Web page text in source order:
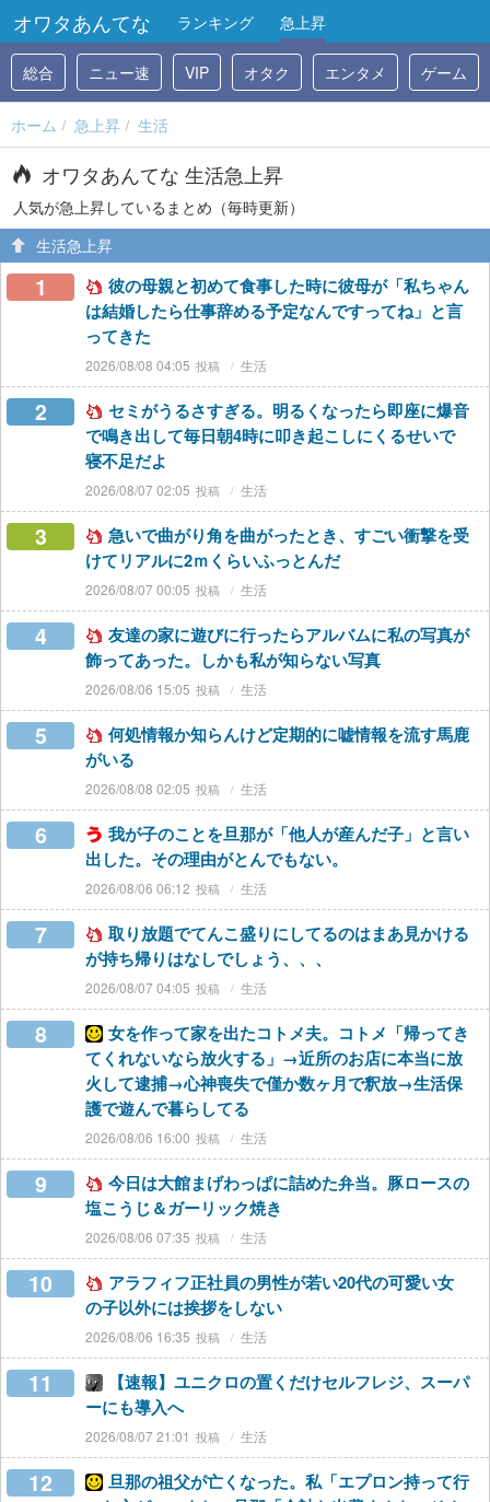
オワタあんてな ランキング 急上昇
総合 ニュー速 VIP オタク エンタメ ゲーム
ホーム 急上昇 生活
オワタあんてな 生活急上昇
人気が急上昇しているまとめ（毎時更新）
生活急上昇
1
彼の母親と初めて食事した時に彼母が「私ちゃん
は結婚したら仕事辞める予定なんですってね」と言
ってきた
2026/08/08 04:05 生活
2
セミがうるさすぎる。明るくなったら即座に爆音
で鳴き出して毎日朝4時に叩き起こしにくるせいで
寝不足だよ
2026/08/07 02:05 生活
3
急いで曲がり角を曲がったとき、すごい衝撃を受
けてリアルに2ｍくらいふっとんだ
2026/08/07 00:05 生活
4
友達の家に遊びに行ったらアルバムに私の写真が
飾ってあった。しかも私が知らない写真
2026/08/06 15:05 生活
5
何処情報か知らんけど定期的に嘘情報を流す馬鹿
がいる
2026/08/08 02:05 生活
6
我が子のことを旦那が「他人が産んだ子」と言い
出した。その理由がとんでもない。
2026/08/06 06:12 生活
7
取り放題でてんこ盛りにしてるのはまあ見かける
が持ち帰りはなしでしょう、、、
2026/08/07 04:05 生活
8
女を作って家を出たコトメ夫。コトメ「帰ってき
てくれないなら放火する」→近所のお店に本当に放
火して逮捕→心神喪失で僅か数ヶ月で釈放→生活保
護で遊んで暮らしてる
2026/08/06 16:00 生活
9
今日は大館まげわっぱに詰めた弁当。豚ロースの
塩こうじ＆ガーリック焼き
2026/08/06 07:35 生活
10
アラフィフ正社員の男性が若い20代の可愛い女
の子以外には挨拶をしない
2026/08/06 16:35 生活
11
【速報】ユニクロの置くだけセルフレジ、スーパ
ーにも導入へ
2026/08/07 21:01 生活
12
旦那の祖父が亡くなった。私「エプロン持って行